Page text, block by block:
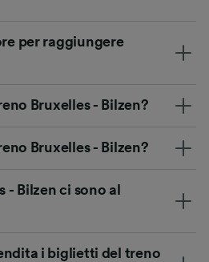
per raggiungere
Bruxelles - Bilzen?
Bruxelles - Bilzen?
Bilzen ci sono al
i biglietti del treno